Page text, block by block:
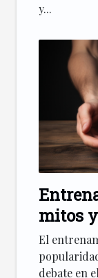
y...
mitos
El
debate en